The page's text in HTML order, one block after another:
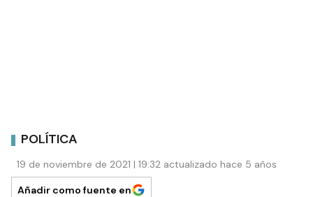
POLÍTICA
19 de noviembre de 2021 | 19:32 actualizado hace 5 años
Añadir como fuente en